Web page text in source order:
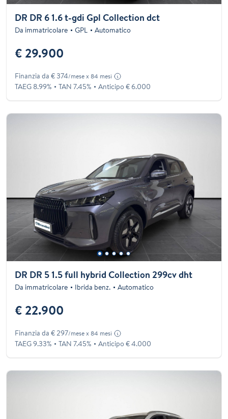
DR DR 6 1.6 t-gdi Gpl Collection dct
Da immatricolare GPL Automatico
€ 29.900
Finanzia da € 374/mese x 84 mesi
TAEG 8.99% TAN 7.45% Anticipo € 6.000
DR DR 5 1.5 full hybrid Collection 299cv dht
Da immatricolare Ibrida benz. Automatico
€ 22.900
Finanzia da € 297/mese x 84 mesi
TAEG 9.33% TAN 7.45% Anticipo € 4.000